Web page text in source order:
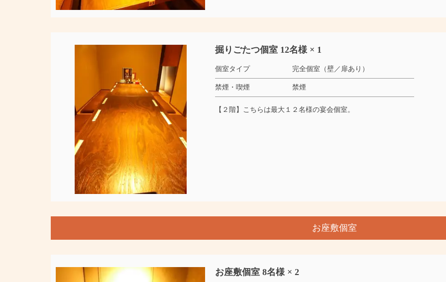
掘りごたつ個室 12名様 × 1
個室タイプ 完全個室（壁／扉あり）
禁煙・喫煙 禁煙
【２階】こちらは最大１２名様の宴会個室。
お座敷個室
お座敷個室 8名様 × 2